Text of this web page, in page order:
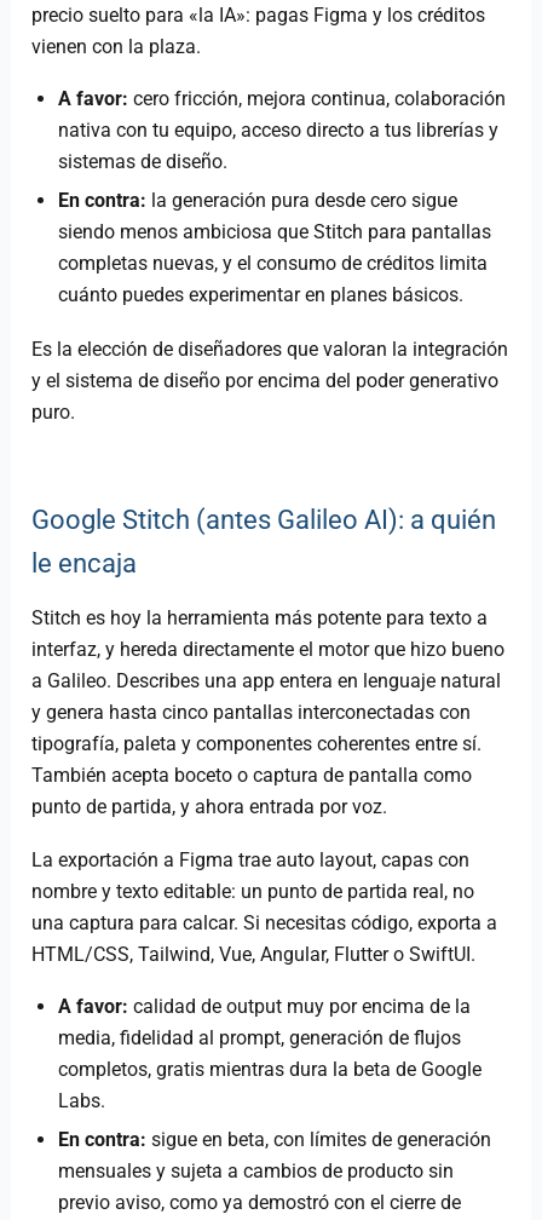
precio suelto para «la IA»: pagas Figma y los créditos
vienen con la plaza.
A favor: cero fricción, mejora continua, colaboración
nativa con tu equipo, acceso directo a tus librerías y
sistemas de diseño.
En contra: la generación pura desde cero sigue
siendo menos ambiciosa que Stitch para pantallas
completas nuevas, y el consumo de créditos limita
cuánto puedes experimentar en planes básicos.
Es la elección de diseñadores que valoran la integración
y el sistema de diseño por encima del poder generativo
puro.
Google Stitch (antes Galileo AI): a quién
le encaja
Stitch es hoy la herramienta más potente para texto a
interfaz, y hereda directamente el motor que hizo bueno
a Galileo. Describes una app entera en lenguaje natural
y genera hasta cinco pantallas interconectadas con
tipografía, paleta y componentes coherentes entre sí.
También acepta boceto o captura de pantalla como
punto de partida, y ahora entrada por voz.
La exportación a Figma trae auto layout, capas con
nombre y texto editable: un punto de partida real, no
una captura para calcar. Si necesitas código, exporta a
HTML/CSS, Tailwind, Vue, Angular, Flutter o SwiftUI.
A favor: calidad de output muy por encima de la
media, fidelidad al prompt, generación de flujos
completos, gratis mientras dura la beta de Google
Labs.
En contra: sigue en beta, con límites de generación
mensuales y sujeta a cambios de producto sin
previo aviso, como ya demostró con el cierre de